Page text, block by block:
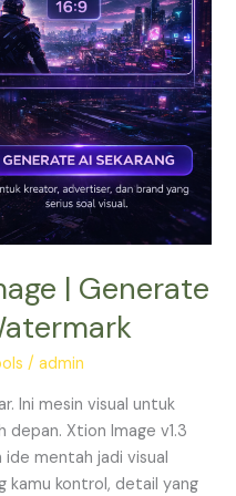
| Generate
/admin
Ini mesin visual untuk
depan. Xtion Image v1.3
ide mentah jadi visual
kamu kontrol, detail yang